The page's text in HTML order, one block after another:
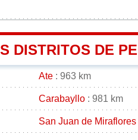
DISTRITOS DE
Ate : 963 km
Carabayllo : 981 km
San Juan de Miraflores